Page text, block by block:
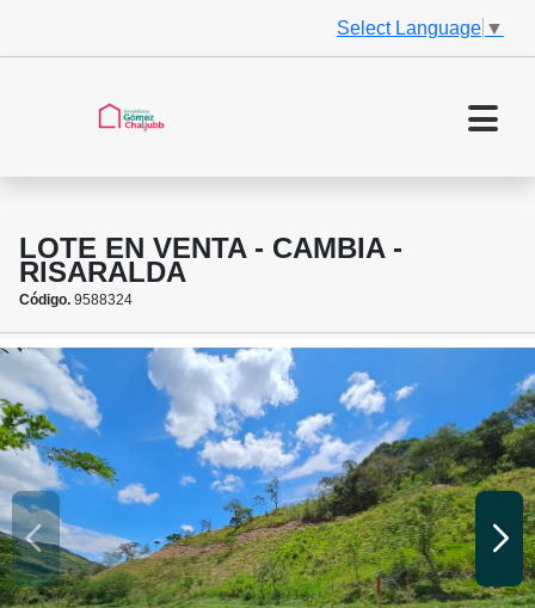
Select Language ▼
LOTE EN VENTA - CAMBIA -
RISARALDA
Código. 9588324